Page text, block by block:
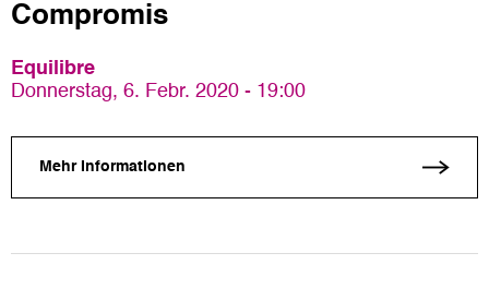
Compromis
Equilibre
Donnerstag, 6. Febr. 2020 - 19:00
Mehr Informationen